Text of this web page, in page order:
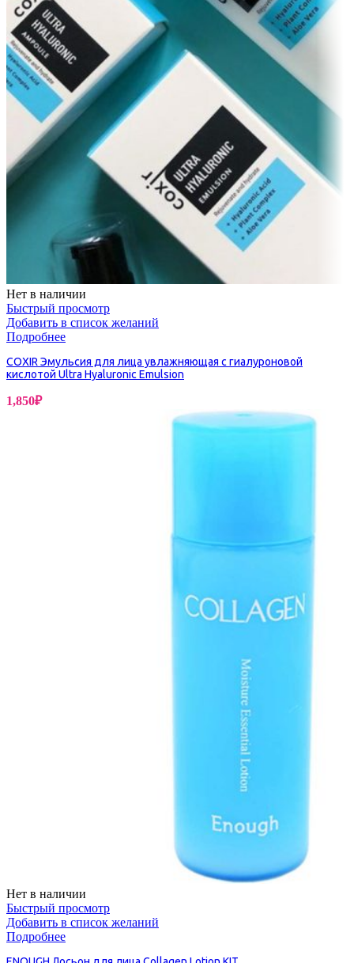
Нет в наличии
Быстрый просмотр
Добавить в список желаний
Подробнее
COXIR Эмульсия для лица увлажняющая с гиалуроновой
кислотой Ultra Hyaluronic Emulsion
1,850₽
Нет в наличии
Быстрый просмотр
Добавить в список желаний
Подробнее